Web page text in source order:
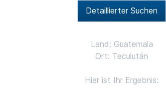
Detaillierter Suchen
Land: Guatemala
Ort: Teculután
Hier ist Ihr Ergebnis: